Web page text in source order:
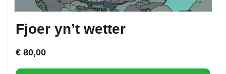
Fjoer yn’t wetter
€ 80,00